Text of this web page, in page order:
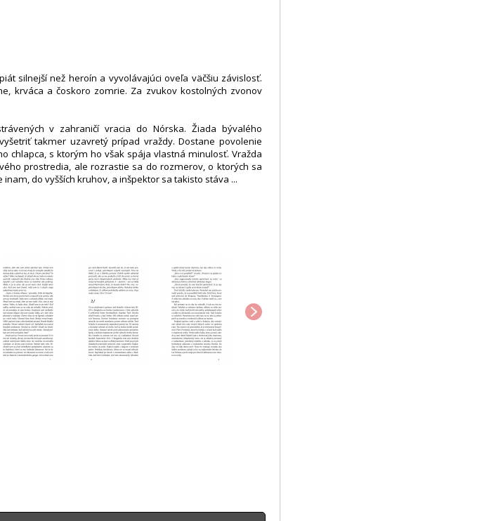
silnejší než heroín a vyvolávajúci oveľa väčšiu závislosť.
krváca a čoskoro zomrie. Za zvukov kostolných zvonov
v zahraničí vracia do Nórska. Žiada bývalého
takmer uzavretý prípad vraždy. Dostane povolenie
chlapca, s ktorým ho však spája vlastná minulosť. Vražda
prostredia, ale rozrastie sa do rozmerov, o ktorých sa
do vyšších kruhov, a inšpektor sa takisto stáva ...